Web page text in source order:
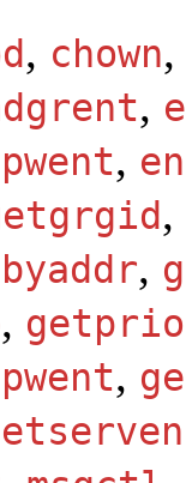
, chown,
,
,
,
,
,
,